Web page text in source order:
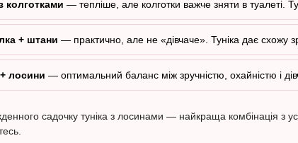
колготками — тепліше, але колготки важче зняти в туалеті.
+ штани — практично, але не «дівчаче». Туніка дає схожу
+ лосини — оптимальний баланс між зручністю, охайністю і
садочку туніка з лосинами — найкраща комбінація з